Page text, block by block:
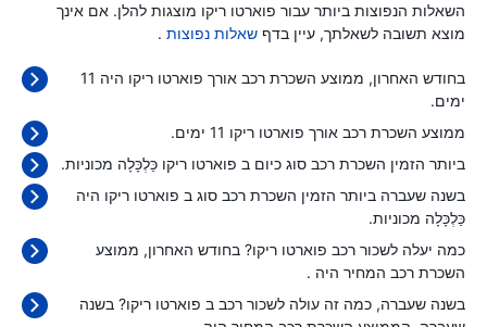
השאלות הנפוצות ביותר עבור פוארטו ריקו מוצגות להלן. אם אינך
מוצא תשובה לשאלתך, עיין בדף שאלות נפוצות .
בחודש האחרון, ממוצע השכרת רכב אורך פוארטו ריקו היה 11
ימים.
ממוצע השכרת רכב אורך פוארטו ריקו 11 ימים.
ביותר הזמין השכרת רכב סוג כיום ב פוארטו ריקו כַּלְכָּלָה מכוניות.
בשנה שעברה ביותר הזמין השכרת רכב סוג ב פוארטו ריקו היה
כַּלְכָּלָה מכוניות.
כמה יעלה לשכור רכב פוארטו ריקו? בחודש האחרון, ממוצע
השכרת רכב המחיר היה .
בשנה שעברה, כמה זה עולה לשכור רכב ב פוארטו ריקו? בשנה